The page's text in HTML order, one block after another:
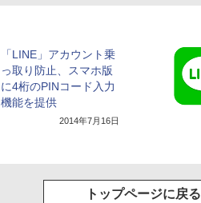
「LINE」アカウント乗
っ取り防止、スマホ版
に4桁のPINコード入力
機能を提供
2014年7月16日
トップページに戻る